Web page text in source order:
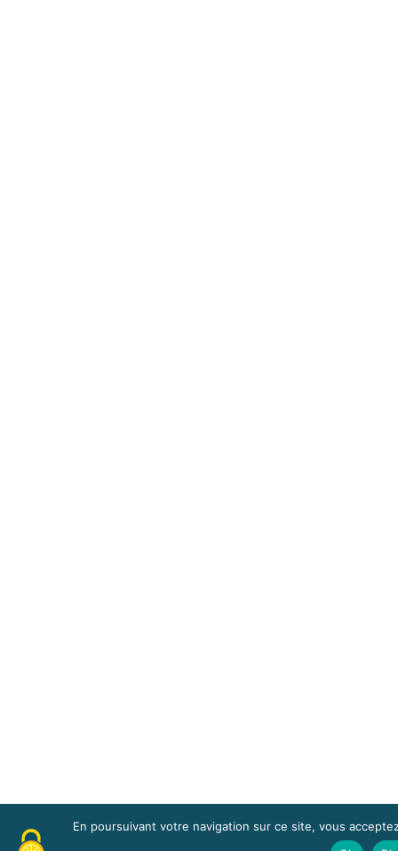
En poursuivant votre navigation sur ce site, vous